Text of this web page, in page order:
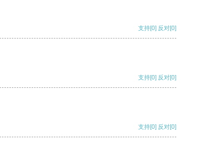
支持[0] 反对[0]
支持[0] 反对[0]
支持[0] 反对[0]